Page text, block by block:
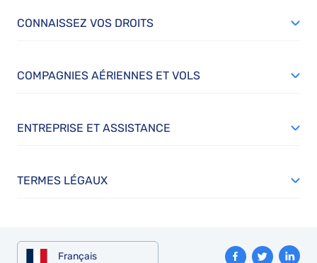
CONNAISSEZ VOS DROITS
COMPAGNIES AÉRIENNES ET VOLS
ENTREPRISE ET ASSISTANCE
TERMES LÉGAUX
Français